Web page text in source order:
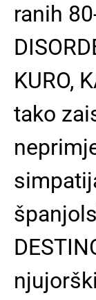
ranih
KURO,
tako